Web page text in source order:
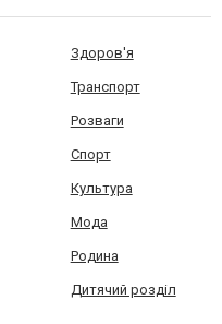
Здоров'я
Транспорт
Розваги
Спорт
Культура
Мода
Родина
Дитячий розділ